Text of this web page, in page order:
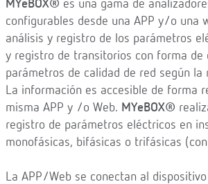
MYeBOX® es una gama de
configurables desde una APP y/o una
análisis y registro de los parámetros
y registro de transitorios con forma de
parámetros de calidad de red según la
La información es accesible de forma
misma APP y /o Web. MYeBOX®
registro de parámetros eléctricos en
monofásicas, bifásicas o trifásicas
La APP/Web se conectan al